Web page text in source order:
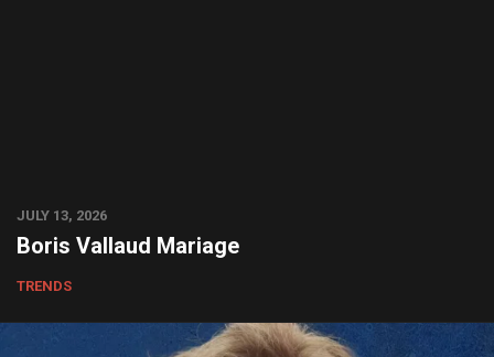
JULY 13, 2026
Boris Vallaud Mariage
TRENDS